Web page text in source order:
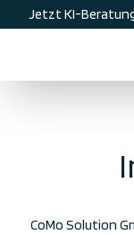
Jetzt KI-
CoMo Solution